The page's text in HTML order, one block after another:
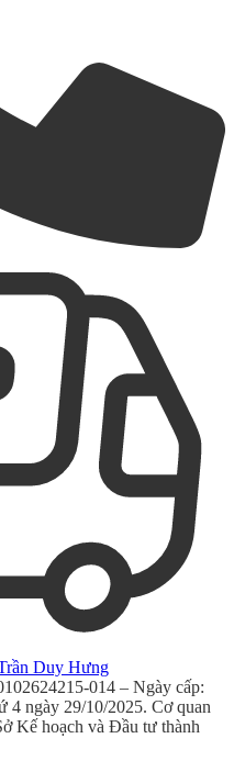
Duy Hưng
014 – Ngày cấp:
4 ngày 29/10/2025. Cơ quan
Kế hoạch và Đầu tư thành